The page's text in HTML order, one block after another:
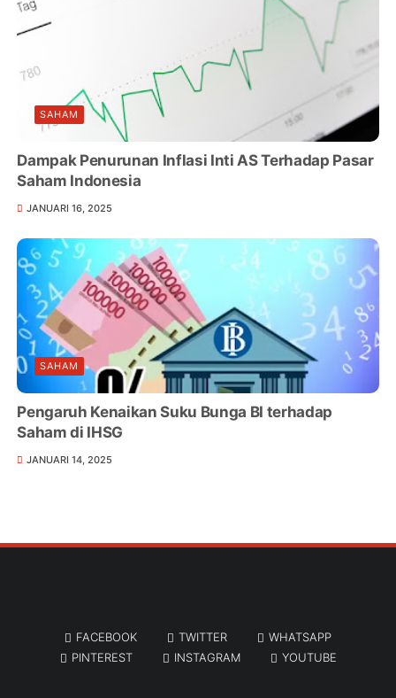
SAHAM
Dampak Penurunan Inflasi Inti AS Terhadap Pasar
Saham Indonesia
JANUARI 16, 2025
SAHAM
Pengaruh Kenaikan Suku Bunga BI terhadap
Saham di IHSG
JANUARI 14, 2025
FACEBOOK TWITTER
WHATSAPP
PINTEREST
INSTAGRAM YOUTUBE